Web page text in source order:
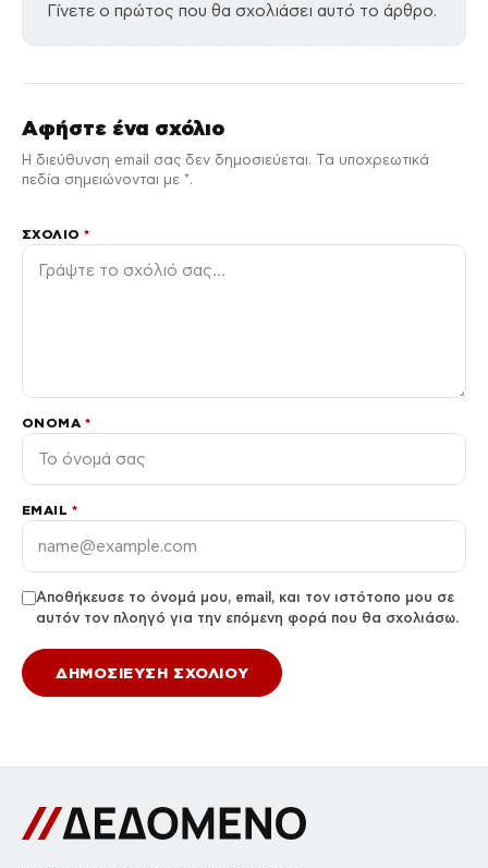
Γίνετε ο πρώτος που θα σχολιάσει αυτό το άρθρο.
Αφήστε ένα σχόλιο
Η διεύθυνση email σας δεν δημοσιεύεται. Τα υποχρεωτικά
πεδία σημειώνονται με *.
ΣΧΌΛΙΟ*
ΌΝΟΜΑ *
EMAIL *
Αποθήκευσε το όνομά μου, email, και τον ιστότοπο μου σε
αυτόν τον πλοηγό για την επόμενη φορά που θα σχολιάσω.